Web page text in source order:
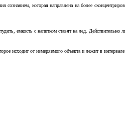
сознанием, которая направлена на более
емкость с напитком ставят на лед. Действительно
исходит от измеряемого объекта и лежит в